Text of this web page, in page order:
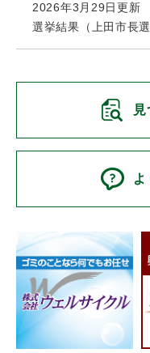
2026年3月29日更新
選挙結果（上田市長選